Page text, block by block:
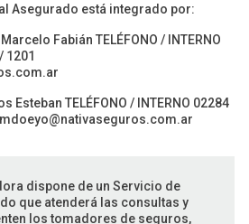
dispone de un Servicio de
que atenderá las consultas y
los tomadores de seguros,
Asegurado está integrado por:
Fabián TELÉFONO / INTERNO
1201
Esteban TELÉFONO / INTERNO 02284
mdoeyo@nativaseguros.com.ar